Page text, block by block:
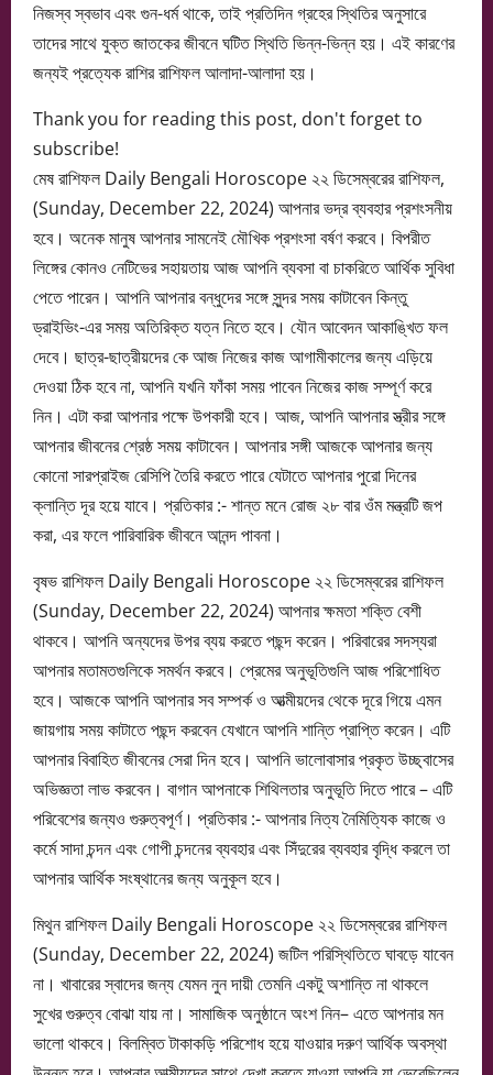
নিজস্ব স্বভাব এবং গুন-ধর্ম থাকে, তাই প্রতিদিন গ্রহের স্থিতির অনুসারে
তাদের সাথে যুক্ত জাতকের জীবনে ঘটিত স্থিতি ভিন্ন-ভিন্ন হয়। এই কারণের
জন্যই প্রত্যেক রাশির রাশিফল আলাদা-আলাদা হয়।
Thank you for reading this post, don't forget to
subscribe!
মেষ রাশিফল Daily Bengali Horoscope ২২ ডিসেম্বরের রাশিফল,
(Sunday, December 22, 2024) আপনার ভদ্র ব্যবহার প্রশংসনীয়
হবে। অনেক মানুষ আপনার সামনেই মৌখিক প্রশংসা বর্ষণ করবে। বিপরীত
লিঙ্গের কোনও নেটিভের সহায়তায় আজ আপনি ব্যবসা বা চাকরিতে আর্থিক সুবিধা
পেতে পারেন। আপনি আপনার বন্ধুদের সঙ্গে সুন্দর সময় কাটাবেন কিন্তু
ড্রাইভিং-এর সময় অতিরিক্ত যত্ন নিতে হবে। যৌন আবেদন আকাঙ্খিত ফল
দেবে। ছাত্র-ছাত্রীয়দের কে আজ নিজের কাজ আগামীকালের জন্য এড়িয়ে
দেওয়া ঠিক হবে না, আপনি যখনি ফাঁকা সময় পাবেন নিজের কাজ সম্পূর্ণ করে
নিন। এটা করা আপনার পক্ষে উপকারী হবে। আজ, আপনি আপনার স্ত্রীর সঙ্গে
আপনার জীবনের শ্রেষ্ঠ সময় কাটাবেন। আপনার সঙ্গী আজকে আপনার জন্য
কোনো সারপ্রাইজ রেসিপি তৈরি করতে পারে যেটাতে আপনার পুরো দিনের
ক্লান্তি দূর হয়ে যাবে। প্রতিকার :- শান্ত মনে রোজ ২৮ বার ওঁম মন্ত্রটি জপ
করা, এর ফলে পারিবারিক জীবনে আনন্দ পাবনা।
বৃষভ রাশিফল Daily Bengali Horoscope ২২ ডিসেম্বরের রাশিফল
(Sunday, December 22, 2024) আপনার ক্ষমতা শক্তি বেশী
থাকবে। আপনি অন্যদের উপর ব্যয় করতে পছন্দ করেন। পরিবারের সদস্যরা
আপনার মতামতগুলিকে সমর্থন করবে। প্রেমের অনুভূতিগুলি আজ পরিশোধিত
হবে। আজকে আপনি আপনার সব সম্পর্ক ও আত্মীয়দের থেকে দূরে গিয়ে এমন
জায়গায় সময় কাটাতে পছন্দ করবেন যেখানে আপনি শান্তি প্রাপ্তি করেন। এটি
আপনার বিবাহিত জীবনের সেরা দিন হবে। আপনি ভালোবাসার প্রকৃত উচ্ছ্বাসের
অভিজ্ঞতা লাভ করবেন। বাগান আপনাকে শিথিলতার অনুভূতি দিতে পারে – এটি
পরিবেশের জন্যও গুরুত্বপূর্ণ। প্রতিকার :- আপনার নিত্য নৈমিত্যিক কাজে ও
কর্মে সাদা চন্দন এবং গোপী চন্দনের ব্যবহার এবং সিঁদুরের ব্যবহার বৃদ্ধি করলে তা
আপনার আর্থিক সংষ্থানের জন্য অনুকূল হবে।
মিথুন রাশিফল Daily Bengali Horoscope ২২ ডিসেম্বরের রাশিফল
(Sunday, December 22, 2024) জটিল পরিস্থিতিতে ঘাবড়ে যাবেন
না। খাবারের স্বাদের জন্য যেমন নুন দায়ী তেমনি একটু অশান্তি না থাকলে
সুখের গুরুত্ব বোঝা যায় না। সামাজিক অনুষ্ঠানে অংশ নিন– এতে আপনার মন
ভালো থাকবে। বিলম্বিত টাকাকড়ি পরিশোধ হয়ে যাওয়ার দরুণ আর্থিক অবস্থা